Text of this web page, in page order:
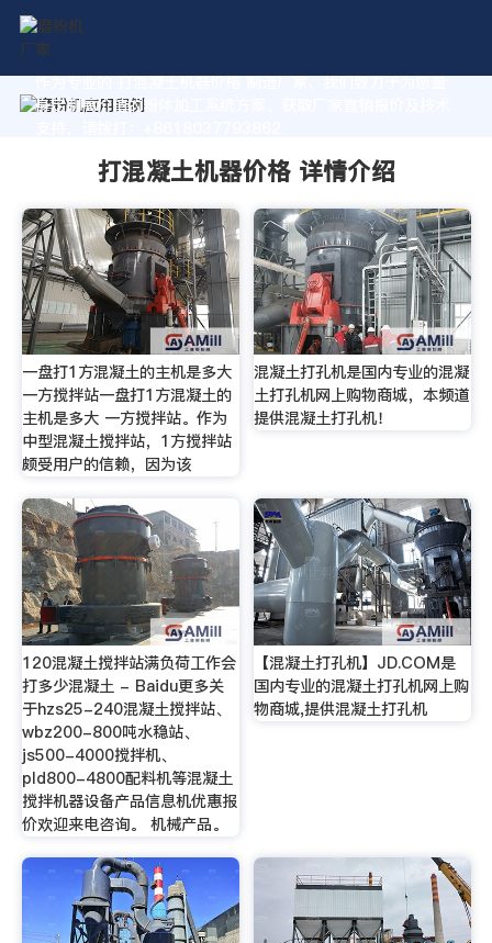
作为专业的 打混凝土机器价格 制造厂家，我们致力于为您量
身定制高价值的粉体加工系统方案。获取厂家直销报价及技术
打混凝土机器价格 详情介绍
一盘打1方混凝土的主机是多大
一方搅拌站一盘打1方混凝土的
主机是多大 一方搅拌站。作为
中型混凝土搅拌站，1方搅拌站
颇受用户的信赖，因为该
混凝土打孔机是国内专业的混凝
土打孔机网上购物商城，本频道
提供混凝土打孔机！
120混凝土搅拌站满负荷工作会
打多少混凝土 - Baidu更多关
于hzs25-240混凝土搅拌站、
wbz200-800吨水稳站、
js500-4000搅拌机、
pld800-4800配料机等混凝土
搅拌机器设备产品信息机优惠报
价欢迎来电咨询。 机械产品。
【混凝土打孔机】JD.COM是
国内专业的混凝土打孔机网上购
物商城,提供混凝土打孔机